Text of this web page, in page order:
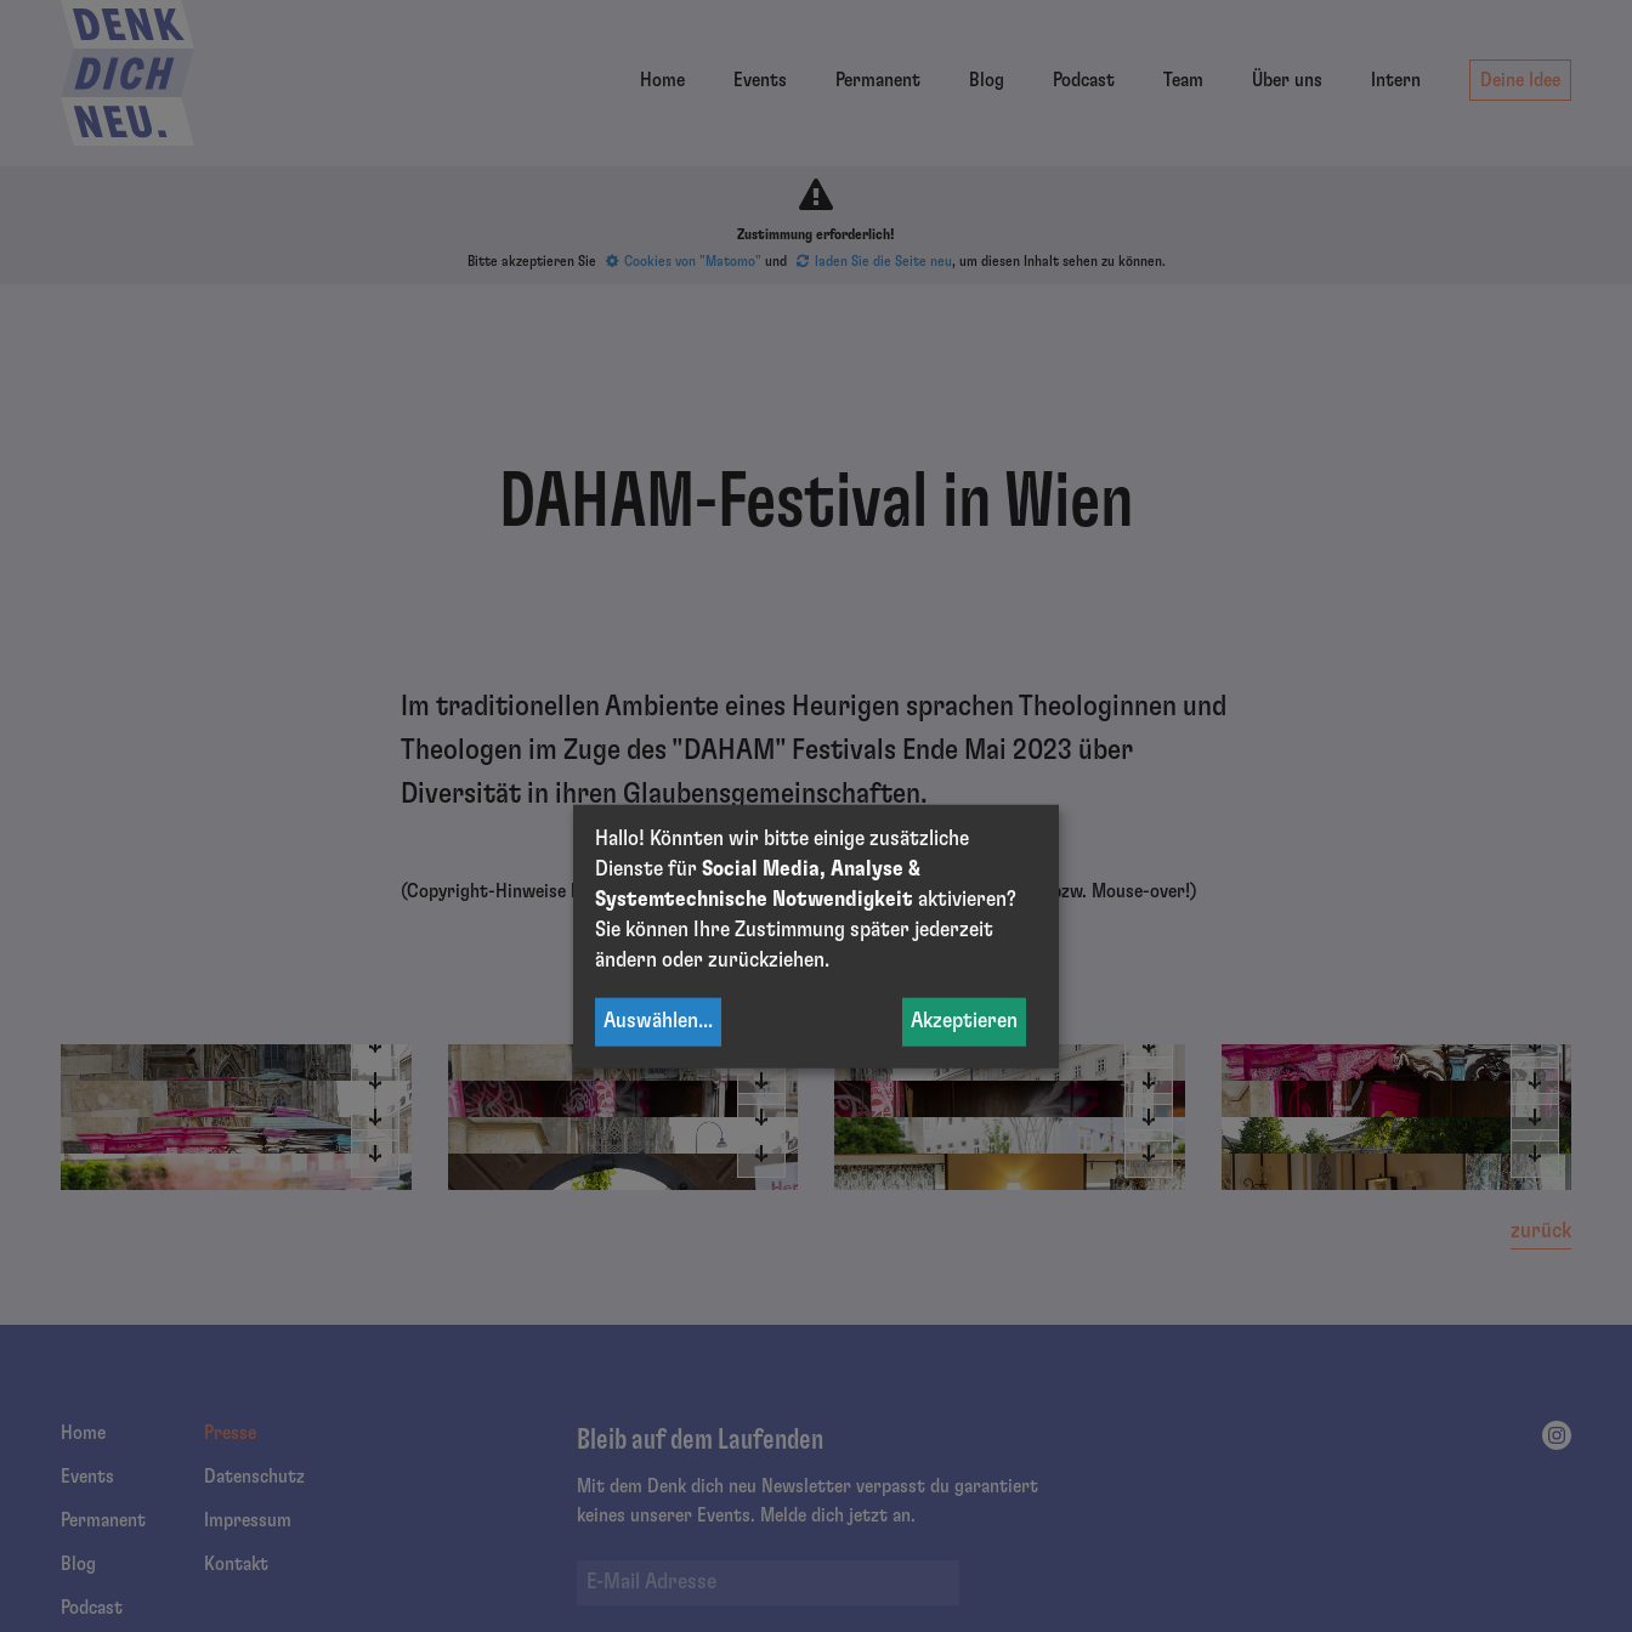
Zustimmung erforderlich!
Bitte akzeptieren Sie
Cookies von "Matomo" und laden Sie die Seite neu, um diesen Inhalt sehen zu können.
Home Events Permanent Blog Podcast Team Über uns Intern Deine Idee
DAHAM-Festival in Wien
Im traditionellen Ambiente eines Heurigen sprachen Theologinnen und
Theologen im Zuge des "DAHAM" Festivals Ende Mai 2023 über
Diversität in ihren Glaubensgemeinschaften.
(Copyright-Hinweise bzw. Fotocredits: siehe Detailansichten des jeweiligen Fotos bzw. Mouse-over!)
zurück
Bleib auf dem Laufenden
Mit dem Denk dich neu Newsletter verpasst du garantiert
keines unserer Events. Melde dich jetzt an.
Home
Events
Permanent
Blog
Podcast
Presse
Datenschutz
Impressum
Kontakt
Hallo! Könnten wir bitte einige zusätzliche
Dienste für Social Media, Analyse &
Systemtechnische Notwendigkeit aktivieren?
Sie können Ihre Zustimmung später jederzeit
ändern oder zurückziehen.
Auswählen... Akzeptieren